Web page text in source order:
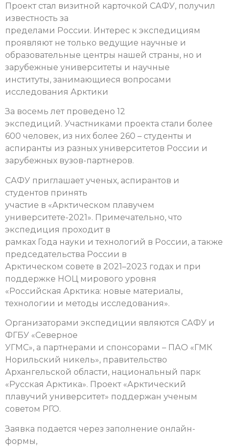
Проект стал визитной карточкой САФУ, получил
известность за
пределами России. Интерес к экспедициям
проявляют не только ведущие научные и
образовательные центры нашей страны, но и
зарубежные университеты и научные
институты, занимающиеся вопросами
исследования Арктики
За восемь лет проведено 12
экспедиций. Участниками проекта стали более
600 человек, из них более 260 – студенты и
аспиранты из разных университетов России и
зарубежных вузов-партнеров.
САФУ приглашает ученых, аспирантов и
студентов принять
участие в «Арктическом плавучем
университете-2021». Примечательно, что
экспедиция проходит в
рамках Года науки и технологий в России, а также
председательства России в
Арктическом совете в 2021–2023 годах и при
поддержке НОЦ мирового уровня
«Российская Арктика: новые материалы,
технологии и методы исследования».
Организаторами экспедиции являются САФУ и
ФГБУ «Северное
УГМС», а партнерами и спонсорами – ПАО «ГМК
Норильский никель», правительство
Архангельской области, национальный парк
«Русская Арктика». Проект «Арктический
плавучий университет» поддержан ученым
советом РГО.
Заявка подается через заполнение онлайн-
формы,